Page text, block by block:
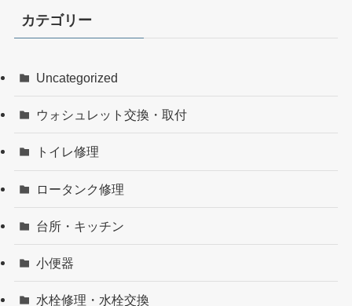
カテゴリー
Uncategorized
ウォシュレット交換・取付
トイレ修理
ロータンク修理
台所・キッチン
小便器
水栓修理・水栓交換